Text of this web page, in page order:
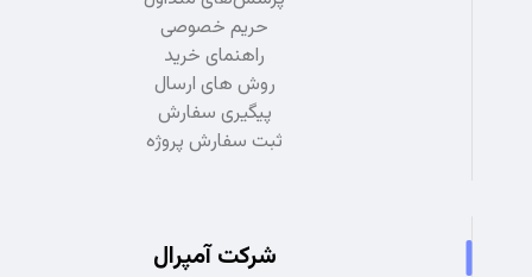
حریم خصوصی
راهنمای خرید
روش های ارسال
پیگیری سفارش
ثبت سفارش پروژه
شرکت آمپرال